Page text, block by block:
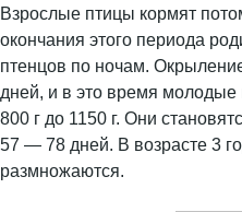
Взрослые птицы кормят
окончания этого периода
птенцов по ночам.
дней, и в это время
800 г до 1150 г. Они
57 — 78 дней. В возрасте 3
размножаются.